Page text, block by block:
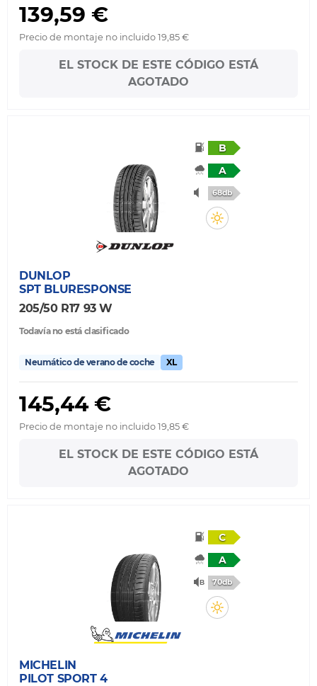
139,59 €
Precio de montaje no incluido 19,85 €
EL STOCK DE ESTE CÓDIGO ESTÁ
AGOTADO
B
A
68db
DUNLOP
SPT BLURESPONSE
205/50 R17 93 W
Todavía no está clasificado
Neumático de verano de coche XL
145,44 €
Precio de montaje no incluido 19,85 €
EL STOCK DE ESTE CÓDIGO ESTÁ
AGOTADO
C
A
70db
MICHELIN
PILOT SPORT 4